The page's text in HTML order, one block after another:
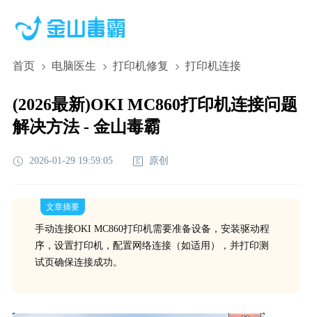
首页 电脑医生 打印机修复 打印机连接
(2026最新)OKI MC860打印机连接问题
解决方法 - 金山毒霸
2026-01-29 19:59:05 原创
文章摘要
手动连接OKI MC860打印机需要准备设备，安装驱动程
序，设置打印机，配置网络连接（如适用），并打印测
试页确保连接成功。